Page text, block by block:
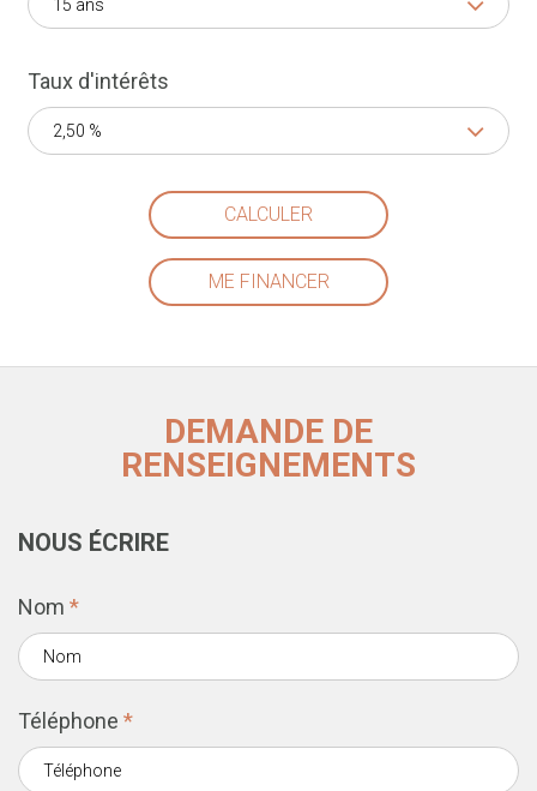
15 ans
Taux d'intérêts
2,50 %
CALCULER
ME FINANCER
DEMANDE DE
RENSEIGNEMENTS
NOUS ÉCRIRE
Nom *
Téléphone *